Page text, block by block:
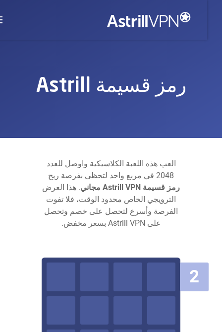
رمز قسيمة Astrill
العب هذه اللعبة الكلاسيكية واوصل للعدد
2048 في مربع واحد لتحظى بفرصة ربح
رمز قسيمة Astrill VPN مجاني
. هذا العرض
الترويجي الخاص محدود الوقت، فلا تفوت
الفرصة وأسرع لتحصل على خصم وتحصل
على Astrill VPN بسعر مخفض.
2